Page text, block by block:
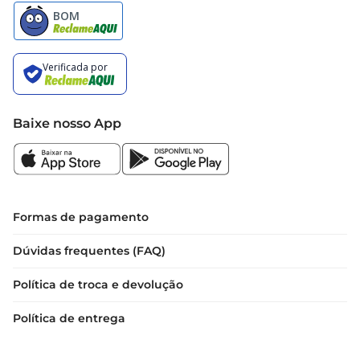
Baixe nosso App
Formas de pagamento
Dúvidas frequentes (FAQ)
Política de troca e devolução
Política de entrega